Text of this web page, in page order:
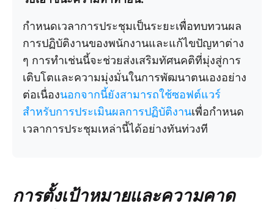
กำหนดเวลาการประชุมเป็นระยะเพื่อทบทวนผล
การปฏิบัติงานของพนักงานและแก้ไขปัญหาต่าง
ๆ การทำเช่นนี้จะช่วยส่งเสริมทัศนคติที่มุ่งสู่การ
เติบโตและความมุ่งมั่นในการพัฒนาตนเองอย่าง
ต่อเนื่องนอกจากนี้ยังสามารถใช้ซอฟต์แวร์
สำหรับการประเมินผลการปฏิบัติงานเพื่อกำหนด
เวลาการประชุมเหล่านี้ได้อย่างทันท่วงที
การตั้งเป้าหมายและความคาด